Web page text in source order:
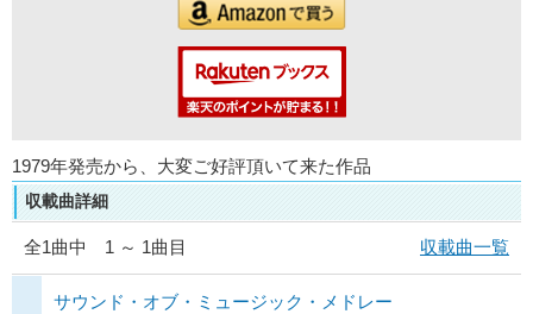
1979年発売から、大変ご好評頂いて来た作品
収載曲詳細
全1曲中 1 ～ 1曲目 収載曲一覧
サウンド・オブ・ミュージック・メドレー